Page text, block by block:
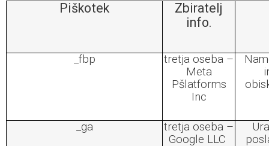
Piškotek
Zbiratelj
info.
_fbp
tretja oseba –
Meta
Pšlatforms
Inc
_ga
tretja oseba –
Google LLC